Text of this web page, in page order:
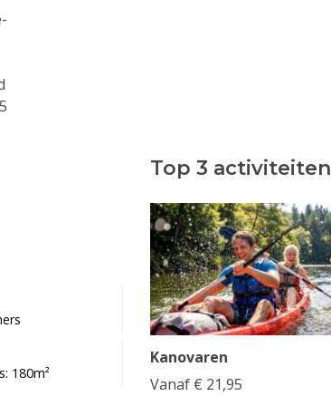
180m²
Top 3 activiteiten
Kanovaren
Vanaf € 21,95